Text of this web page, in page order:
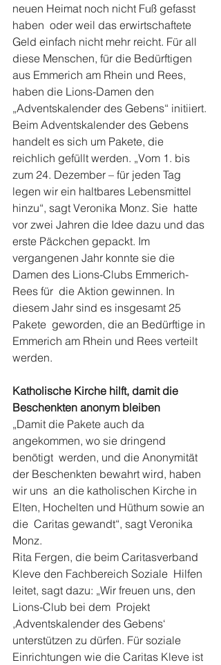
neuen Heimat noch nicht Fuß gefasst
haben  oder weil das erwirtschaftete
Geld einfach nicht mehr reicht. Für all
diese Menschen, für die Bedürftigen
aus Emmerich am Rhein und Rees,
haben die Lions-Damen den
„Adventskalender des Gebens“ initiiert.
Beim Adventskalender des Gebens
handelt es sich um Pakete, die
reichlich gefüllt werden. „Vom 1. bis
zum 24. Dezember – für jeden Tag
legen wir ein haltbares Lebensmittel
hinzu“, sagt Veronika Monz. Sie  hatte
vor zwei Jahren die Idee dazu und das
erste Päckchen gepackt. Im
vergangenen Jahr konnte sie die
Damen des Lions-Clubs Emmerich-
Rees für  die Aktion gewinnen. In
diesem Jahr sind es insgesamt 25
Pakete  geworden, die an Bedürftige in
Emmerich am Rhein und Rees verteilt
werden.
Katholische Kirche hilft, damit die
Beschenkten anonym bleiben
„Damit die Pakete auch da
angekommen, wo sie dringend
benötigt  werden, und die Anonymität
der Beschenkten bewahrt wird, haben
wir uns  an die katholischen Kirche in
Elten, Hochelten und Hüthum sowie an
die  Caritas gewandt“, sagt Veronika
Monz.
Rita Fergen, die beim Caritasverband
Kleve den Fachbereich Soziale  Hilfen
leitet, sagt dazu: „Wir freuen uns, den
Lions-Club bei dem  Projekt
,Adventskalender des Gebens‘
unterstützen zu dürfen. Für soziale
Einrichtungen wie die Caritas Kleve ist